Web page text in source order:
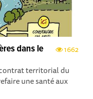
1662
dans le
contrat territorial du
une santé aux